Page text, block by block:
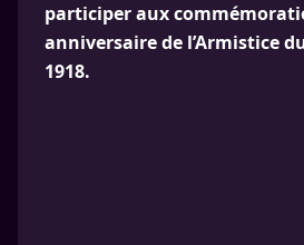
participer aux
anniversaire de l’Armistice
1918.